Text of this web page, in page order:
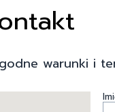
warunki i